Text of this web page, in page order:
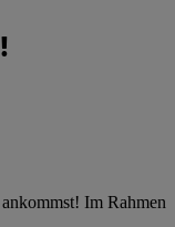
Im Rahmen